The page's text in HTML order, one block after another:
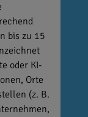
bis zu 15
oder KI-
Orte
(z. B.